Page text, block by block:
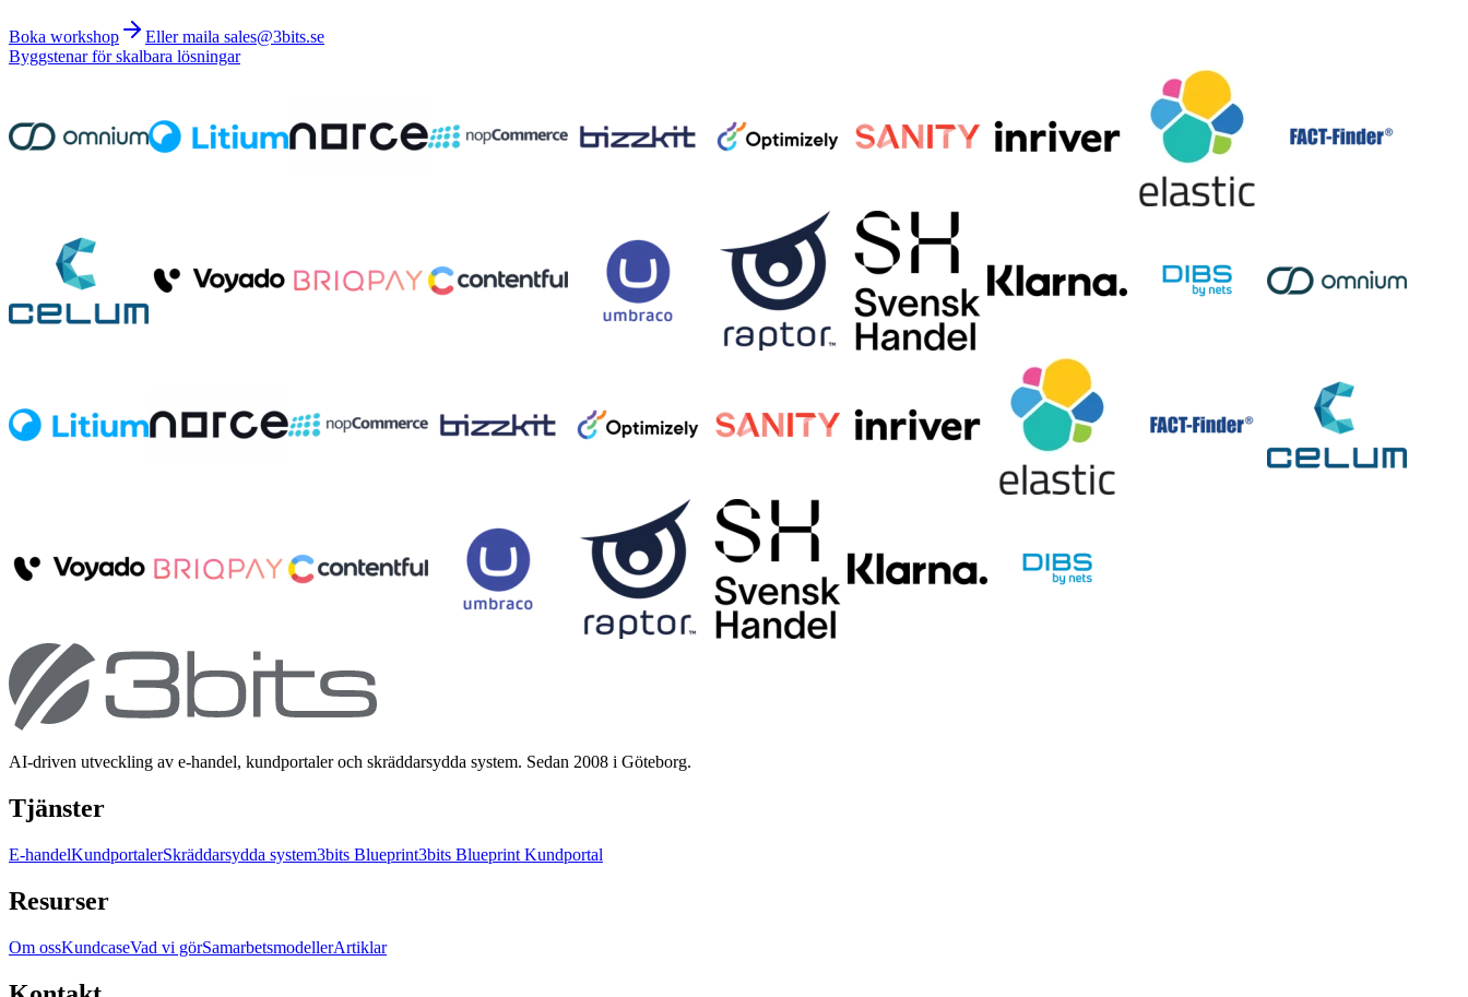
Boka workshop
Eller maila sales@3bits.se
Byggstenar för skalbara lösningar
AI-driven utveckling av e-handel, kundportaler och skräddarsydda system. Sedan 2008 i Göteborg.
Tjänster
E-handelKundportalerSkräddarsydda system3bits Blueprint3bits Blueprint Kundportal
Resurser
Om ossKundcaseVad vi görSamarbetsmodellerArtiklar